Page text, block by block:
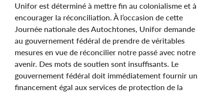
Unifor est déterminé à mettre fin au colonialisme et à
encourager la réconciliation. À l’occasion de cette
Journée nationale des Autochtones, Unifor demande
au gouvernement fédéral de prendre de véritables
mesures en vue de réconcilier notre passé avec notre
avenir. Des mots de soutien sont insuffisants. Le
gouvernement fédéral doit immédiatement fournir un
financement égal aux services de protection de la